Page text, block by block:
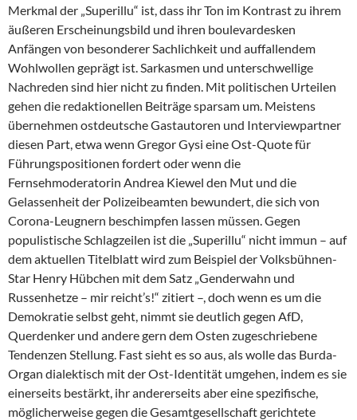
Merkmal der „Superillu“ ist, dass ihr Ton im Kontrast zu ihrem
äußeren Erscheinungsbild und ihren boulevardesken
Anfängen von besonderer Sachlichkeit und auffallendem
Wohlwollen geprägt ist. Sarkasmen und unterschwellige
Nachreden sind hier nicht zu finden. Mit politischen Urteilen
gehen die redaktionellen Beiträge sparsam um. Meistens
übernehmen ostdeutsche Gastautoren und Interviewpartner
diesen Part, etwa wenn Gregor Gysi eine Ost-Quote für
Führungspositionen fordert oder wenn die
Fernsehmoderatorin An­drea Kiewel den Mut und die
Gelassenheit der Polizeibeamten bewundert, die sich von
Corona-Leugnern beschimpfen lassen müssen. Gegen
populistische Schlagzeilen ist die „Superillu“ nicht immun – auf
dem aktuellen Titelblatt wird zum Beispiel der Volksbühnen-
Star Henry Hübchen mit dem Satz „Genderwahn und
Russenhetze – mir reicht’s!“ zitiert –, doch wenn es um die
Demokratie selbst geht, nimmt sie deutlich gegen AfD,
Querdenker und andere gern dem Osten zugeschriebene
Tendenzen Stellung. Fast sieht es so aus, als wolle das Burda-
Organ dialektisch mit der Ost-Identität umgehen, indem es sie
einerseits bestärkt, ihr andererseits aber eine spezifische,
möglicherweise gegen die Gesamtgesellschaft gerichtete